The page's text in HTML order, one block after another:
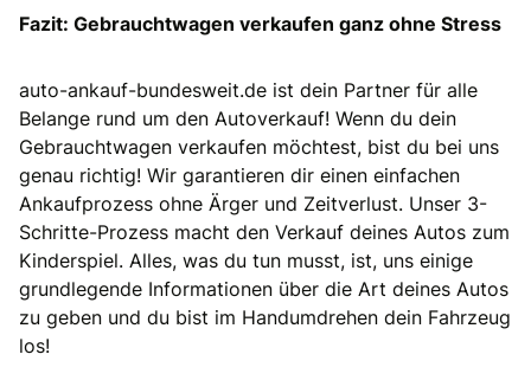
Fazit: Gebrauchtwagen verkaufen ganz ohne Stress
auto-ankauf-bundesweit.de ist dein Partner für alle
Belange rund um den Autoverkauf! Wenn du dein
Gebrauchtwagen verkaufen möchtest, bist du bei uns
genau richtig! Wir garantieren dir einen einfachen
Ankaufprozess ohne Ärger und Zeitverlust. Unser 3-
Schritte-Prozess macht den Verkauf deines Autos zum
Kinderspiel. Alles, was du tun musst, ist, uns einige
grundlegende Informationen über die Art deines Autos
zu geben und du bist im Handumdrehen dein Fahrzeug
los!